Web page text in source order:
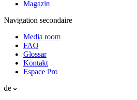
Magazin
Navigation secondaire
Media room
FAQ
Glossar
Kontakt
Espace Pro
de